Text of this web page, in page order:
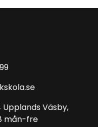
Upplands Väsby,
mån-fre